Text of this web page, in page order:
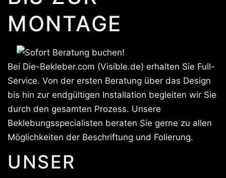
MONTAGE
Bei Die-Bekleber.com (Visible.de) erhalten Sie Full-
Service. Von der ersten Beratung über das Design
bis hin zur endgültigen Installation begleiten wir Sie
durch den gesamten Prozess. Unsere
Beklebungsspecialisten beraten Sie gerne zu allen
Möglichkeiten der Beschriftung und Folierung.
UNSER